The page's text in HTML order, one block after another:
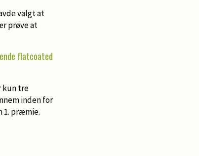
valgt at
prøve at
flatcoated
kun tre
inden for
1. præmie.